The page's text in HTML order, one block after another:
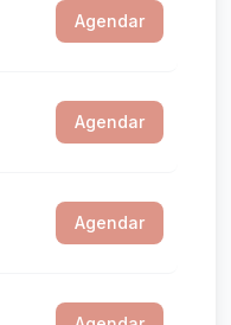
Agendar
Agendar
Agendar